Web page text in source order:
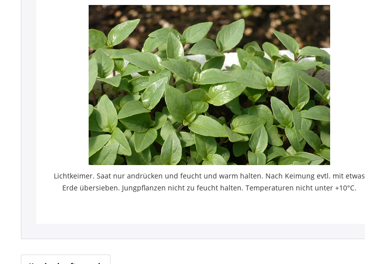
Lichtkeimer. Saat nur andrücken und feucht und warm halten. Nach Keimung evtl. mit etwas
Erde übersieben. Jungpflanzen nicht zu feucht halten. Temperaturen nicht unter +10°C.